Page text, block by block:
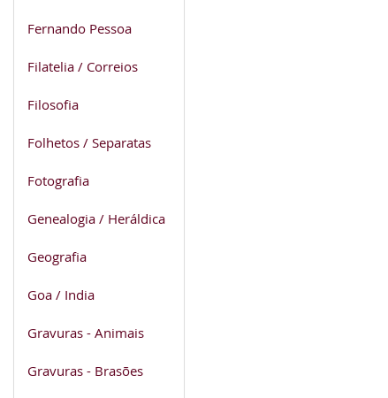
Fernando Pessoa
Filatelia / Correios
Filosofia
Folhetos / Separatas
Fotografia
Genealogia / Heráldica
Geografia
Goa / India
Gravuras - Animais
Gravuras - Brasões